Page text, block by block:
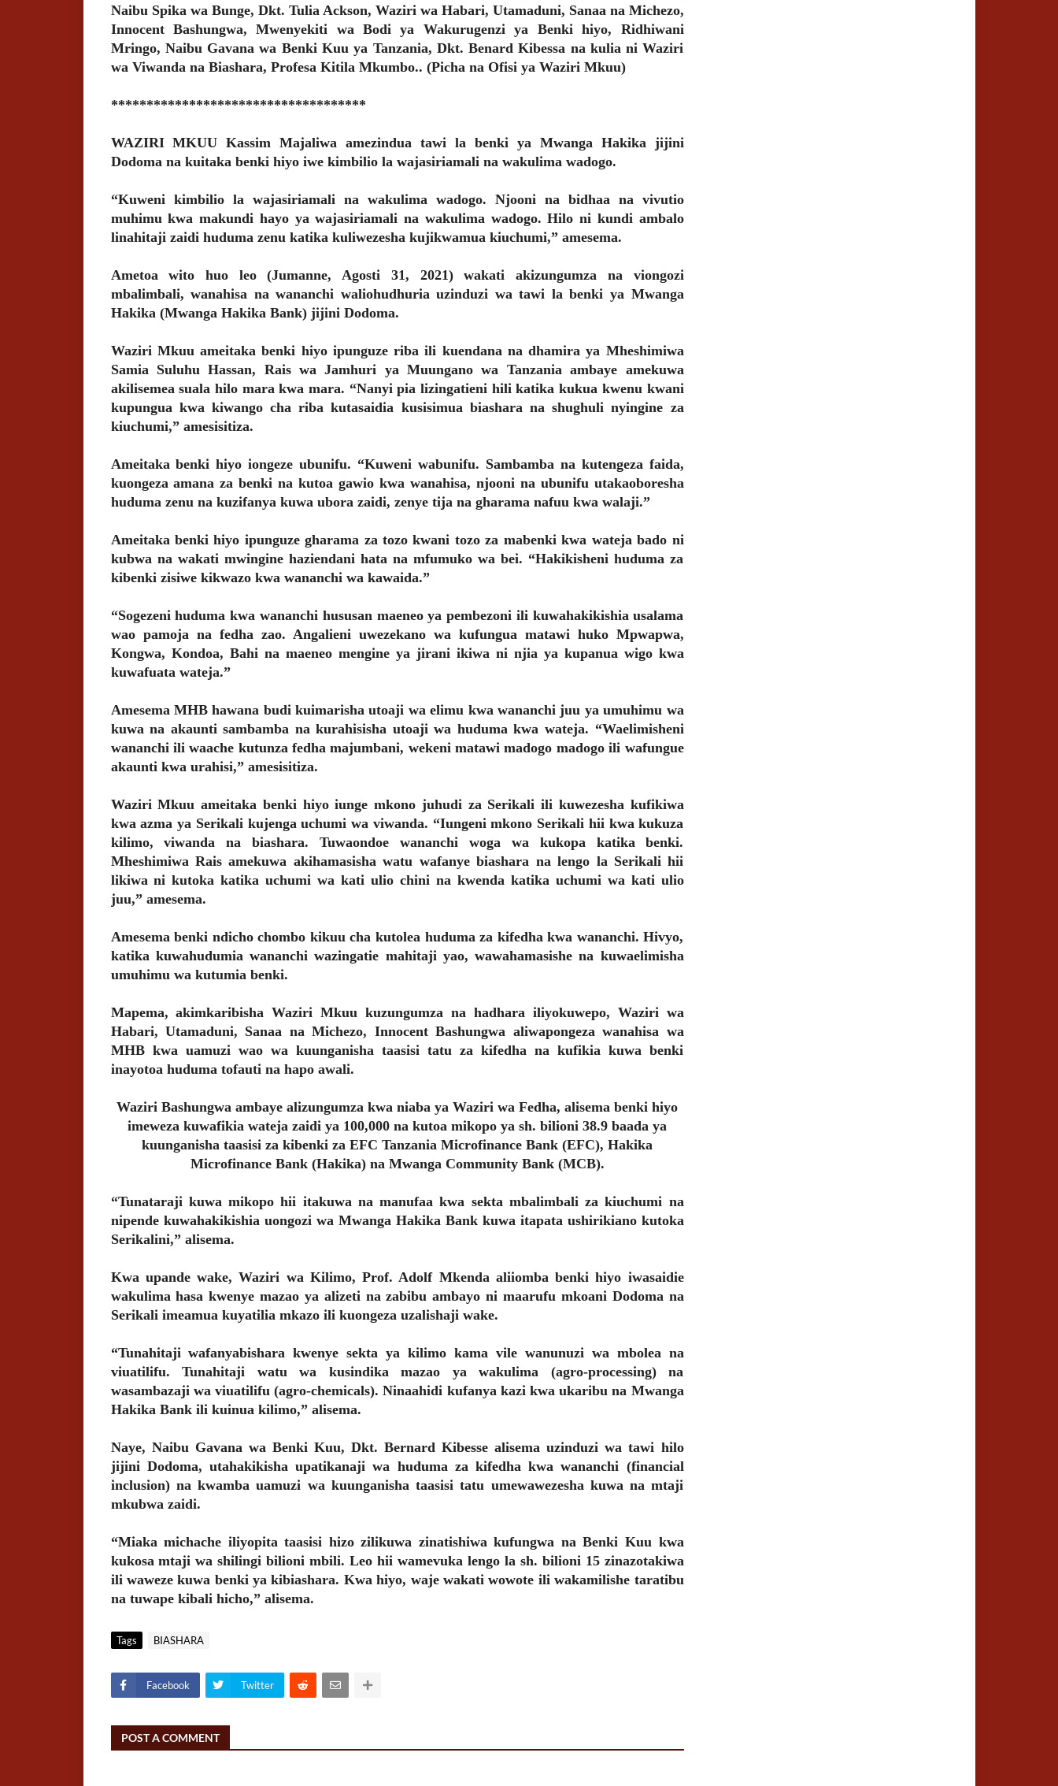
Naibu Spika wa Bunge, Dkt. Tulia Ackson, Waziri wa Habari, Utamaduni, Sanaa na Michezo,
Innocent Bashungwa, Mwenyekiti wa Bodi ya Wakurugenzi ya Benki hiyo, Ridhiwani
Mringo, Naibu Gavana wa Benki Kuu ya Tanzania, Dkt. Benard Kibessa na kulia ni Waziri
wa Viwanda na Biashara, Profesa Kitila Mkumbo.. (Picha na Ofisi ya Waziri Mkuu)
************************************
WAZIRI MKUU Kassim Majaliwa amezindua tawi la benki ya Mwanga Hakika jijini
Dodoma na kuitaka benki hiyo iwe kimbilio la wajasiriamali na wakulima wadogo.
“Kuweni kimbilio la wajasiriamali na wakulima wadogo. Njooni na bidhaa na vivutio
muhimu kwa makundi hayo ya wajasiriamali na wakulima wadogo. Hilo ni kundi ambalo
linahitaji zaidi huduma zenu katika kuliwezesha kujikwamua kiuchumi,” amesema.
Ametoa wito huo leo (Jumanne, Agosti 31, 2021) wakati akizungumza na viongozi
mbalimbali, wanahisa na wananchi waliohudhuria uzinduzi wa tawi la benki ya Mwanga
Hakika (Mwanga Hakika Bank) jijini Dodoma.
Waziri Mkuu ameitaka benki hiyo ipunguze riba ili kuendana na dhamira ya Mheshimiwa
Samia Suluhu Hassan, Rais wa Jamhuri ya Muungano wa Tanzania ambaye amekuwa
akilisemea suala hilo mara kwa mara. “Nanyi pia lizingatieni hili katika kukua kwenu kwani
kupungua kwa kiwango cha riba kutasaidia kusisimua biashara na shughuli nyingine za
kiuchumi,” amesisitiza.
Ameitaka benki hiyo iongeze ubunifu. “Kuweni wabunifu. Sambamba na kutengeza faida,
kuongeza amana za benki na kutoa gawio kwa wanahisa, njooni na ubunifu utakaoboresha
huduma zenu na kuzifanya kuwa ubora zaidi, zenye tija na gharama nafuu kwa walaji.”
Ameitaka benki hiyo ipunguze gharama za tozo kwani tozo za mabenki kwa wateja bado ni
kubwa na wakati mwingine haziendani hata na mfumuko wa bei. “Hakikisheni huduma za
kibenki zisiwe kikwazo kwa wananchi wa kawaida.”
“Sogezeni huduma kwa wananchi hususan maeneo ya pembezoni ili kuwahakikishia usalama
wao pamoja na fedha zao. Angalieni uwezekano wa kufungua matawi huko Mpwapwa,
Kongwa, Kondoa, Bahi na maeneo mengine ya jirani ikiwa ni njia ya kupanua wigo kwa
kuwafuata wateja.”
Amesema MHB hawana budi kuimarisha utoaji wa elimu kwa wananchi juu ya umuhimu wa
kuwa na akaunti sambamba na kurahisisha utoaji wa huduma kwa wateja. “Waelimisheni
wananchi ili waache kutunza fedha majumbani, wekeni matawi madogo madogo ili wafungue
akaunti kwa urahisi,” amesisitiza.
Waziri Mkuu ameitaka benki hiyo iunge mkono juhudi za Serikali ili kuwezesha kufikiwa
kwa azma ya Serikali kujenga uchumi wa viwanda. “Iungeni mkono Serikali hii kwa kukuza
kilimo, viwanda na biashara. Tuwaondoe wananchi woga wa kukopa katika benki.
Mheshimiwa Rais amekuwa akihamasisha watu wafanye biashara na lengo la Serikali hii
likiwa ni kutoka katika uchumi wa kati ulio chini na kwenda katika uchumi wa kati ulio
juu,” amesema.
Amesema benki ndicho chombo kikuu cha kutolea huduma za kifedha kwa wananchi. Hivyo,
katika kuwahudumia wananchi wazingatie mahitaji yao, wawahamasishe na kuwaelimisha
umuhimu wa kutumia benki.
Mapema, akimkaribisha Waziri Mkuu kuzungumza na hadhara iliyokuwepo, Waziri wa
Habari, Utamaduni, Sanaa na Michezo, Innocent Bashungwa aliwapongeza wanahisa wa
MHB kwa uamuzi wao wa kuunganisha taasisi tatu za kifedha na kufikia kuwa benki
inayotoa huduma tofauti na hapo awali.
Waziri Bashungwa ambaye alizungumza kwa niaba ya Waziri wa Fedha, alisema benki hiyo
imeweza kuwafikia wateja zaidi ya 100,000 na kutoa mikopo ya sh. bilioni 38.9 baada ya
kuunganisha taasisi za kibenki za EFC Tanzania Microfinance Bank (EFC), Hakika
Microfinance Bank (Hakika) na Mwanga Community Bank (MCB).
“Tunataraji kuwa mikopo hii itakuwa na manufaa kwa sekta mbalimbali za kiuchumi na
nipende kuwahakikishia uongozi wa Mwanga Hakika Bank kuwa itapata ushirikiano kutoka
Serikalini,” alisema.
Kwa upande wake, Waziri wa Kilimo, Prof. Adolf Mkenda aliiomba benki hiyo iwasaidie
wakulima hasa kwenye mazao ya alizeti na zabibu ambayo ni maarufu mkoani Dodoma na
Serikali imeamua kuyatilia mkazo ili kuongeza uzalishaji wake.
“Tunahitaji wafanyabishara kwenye sekta ya kilimo kama vile wanunuzi wa mbolea na
viuatilifu. Tunahitaji watu wa kusindika mazao ya wakulima (agro-processing) na
wasambazaji wa viuatilifu (agro-chemicals). Ninaahidi kufanya kazi kwa ukaribu na Mwanga
Hakika Bank ili kuinua kilimo,” alisema.
Naye, Naibu Gavana wa Benki Kuu, Dkt. Bernard Kibesse alisema uzinduzi wa tawi hilo
jijini Dodoma, utahakikisha upatikanaji wa huduma za kifedha kwa wananchi (financial
inclusion) na kwamba uamuzi wa kuunganisha taasisi tatu umewawezesha kuwa na mtaji
mkubwa zaidi.
“Miaka michache iliyopita taasisi hizo zilikuwa zinatishiwa kufungwa na Benki Kuu kwa
kukosa mtaji wa shilingi bilioni mbili. Leo hii wamevuka lengo la sh. bilioni 15 zinazotakiwa
ili waweze kuwa benki ya kibiashara. Kwa hiyo, waje wakati wowote ili wakamilishe taratibu
na tuwape kibali hicho,” alisema.
Tags BIASHARA
Facebook Twitter
POST A COMMENT